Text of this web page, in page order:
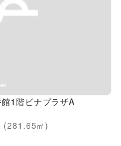
1階ビナプラザA
(281.65㎡)